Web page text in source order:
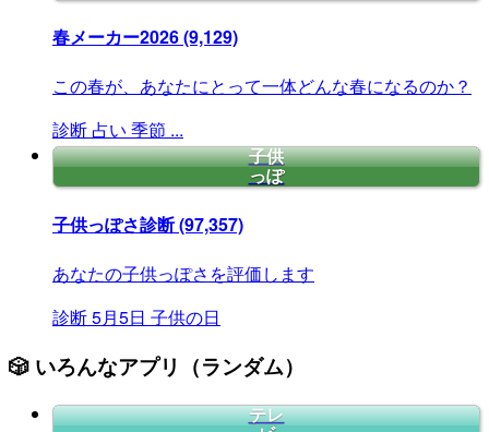
春メーカー2026(9,129)
この春が、あなたにとって一体どんな春になるのか？
診断 占い 季節 ...
子供
っぽ
子供っぽさ診断(97,357)
あなたの子供っぽさを評価します
診断5月5日 子供の日
🎲 いろんなアプリ（ランダム）
テレ